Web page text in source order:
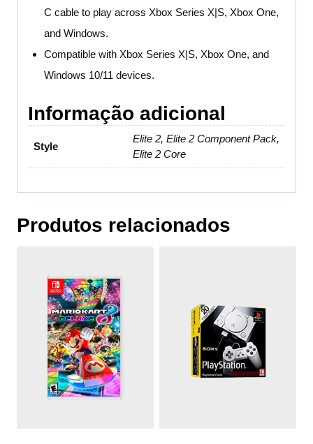
C cable to play across Xbox Series X|S, Xbox One,
and Windows.
Compatible with Xbox Series X|S, Xbox One, and
Windows 10/11 devices.
Informação adicional
Style
Elite 2, Elite 2 Component Pack,
Elite 2 Core
Produtos relacionados